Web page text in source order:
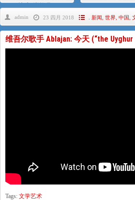
admin 23 四月 2018 . 新闻 世界 中国
维吾尔歌手 Ablajan: 今天 (“the
Tags: 文学艺术